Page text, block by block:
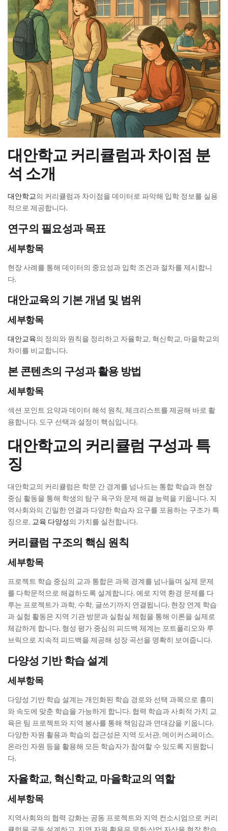
대안학교 커리큘럼과 차이점 분
석 소개
대안학교의 커리큘럼과 차이점을 데이터로 파악해 입학 정보를 실용
적으로 제공합니다.
연구의 필요성과 목표
세부항목
현장 사례를 통해 데이터의 중요성과 입학 조건과 절차를 제시합니
다.
대안교육의 기본 개념 및 범위
세부항목
대안교육의 정의와 원칙을 정리하고 자율학교, 혁신학교, 마을학교의
차이를 비교합니다.
본 콘텐츠의 구성과 활용 방법
세부항목
섹션 포인트 요약과 데이터 해석 원칙, 체크리스트를 제공해 바로 활
용합니다. 도구 선택과 설정이 핵심입니다.
대안학교의 커리큘럼 구성과 특
징
대안학교의 커리큘럼은 학문 간 경계를 넘나드는 통합 학습과 현장
중심 활동을 통해 학생의 탐구 욕구와 문제 해결 능력을 키웁니다. 지
역사회와의 긴밀한 연결과 다양한 학습자 요구를 포용하는 구조가 특
징으로, 교육 다양성의 가치를 실천합니다.
커리큘럼 구조의 핵심 원칙
세부항목
프로젝트 학습 중심의 교과 통합은 과목 경계를 넘나들며 실제 문제
를 다학문적으로 해결하도록 설계합니다. 예로 지역 환경 문제를 다
루는 프로젝트가 과학, 수학, 글쓰기까지 연결됩니다. 현장 연계 학습
과 실험 활동은 지역 기관 방문과 실험실 체험을 통해 이론을 실제로
체감하게 합니다. 형성 평가 중심의 피드백 체계는 포트폴리오와 루
브릭으로 지속적 피드백을 제공해 성장 곡선을 명확히 보여줍니다.
다양성 기반 학습 설계
세부항목
다양성 기반 학습 설계는 개인화된 학습 경로와 선택 과목으로 흥미
와 속도에 맞춘 학습을 가능하게 합니다. 협력 학습과 사회적 가치 교
육은 팀 프로젝트와 지역 봉사를 통해 책임감과 연대감을 키웁니다.
다양한 자원 활용과 학습의 접근성은 지역 도서관, 메이커스페이스,
온라인 자원 등을 활용해 모든 학습자가 참여할 수 있도록 지원합니
다.
자율학교, 혁신학교, 마을학교의 역할
세부항목
지역사회와의 협력 강화는 공동 프로젝트와 지역 컨소시엄으로 커리